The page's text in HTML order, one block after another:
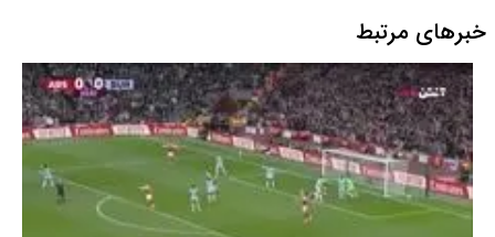
خبرهای مرتبط